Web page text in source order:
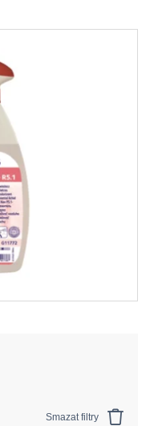
Smazat filtry